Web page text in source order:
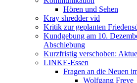
Hören und Sehen
Kray shredder vid
Kritik zur geplanten
Kundgebung am 10.
Abschiebung
Kurzfristig verschoben:
LINKE-Essen
Fragen an die Neuen
Wolfgang Freye